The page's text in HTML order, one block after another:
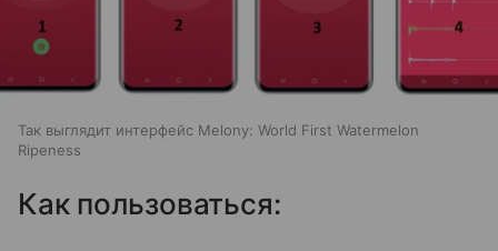
Так выглядит интерфейс Melony: World First Watermelon
Ripeness
Как пользоваться: